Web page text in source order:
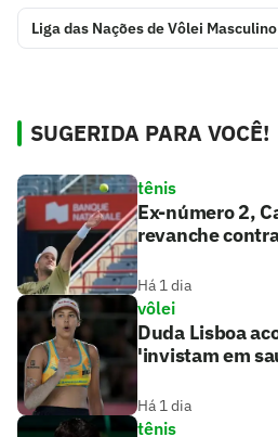
Liga das Nações de Vôlei Masculino
SUGERIDA PARA VOCÊ!
tênis
Ex-número 2,
revanche
Há 1 dia
vôlei
Duda Lisboa
'invistam em
Há 1 dia
tênis